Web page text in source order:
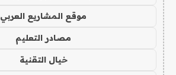
موقع المشاريع العربي
مصادر التعليم
خيال التقنية